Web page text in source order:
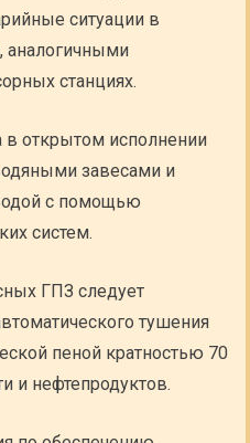
ситуации в
аналогичными
станциях.
открытом исполнении
завесами и
с помощью
систем.
ГПЗ следует
тушения
пеной кратностью 70
и нефтепродуктов.